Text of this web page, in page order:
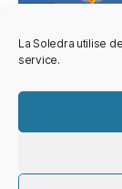
La Soledra utilise
service.
N
Il n’y a pas